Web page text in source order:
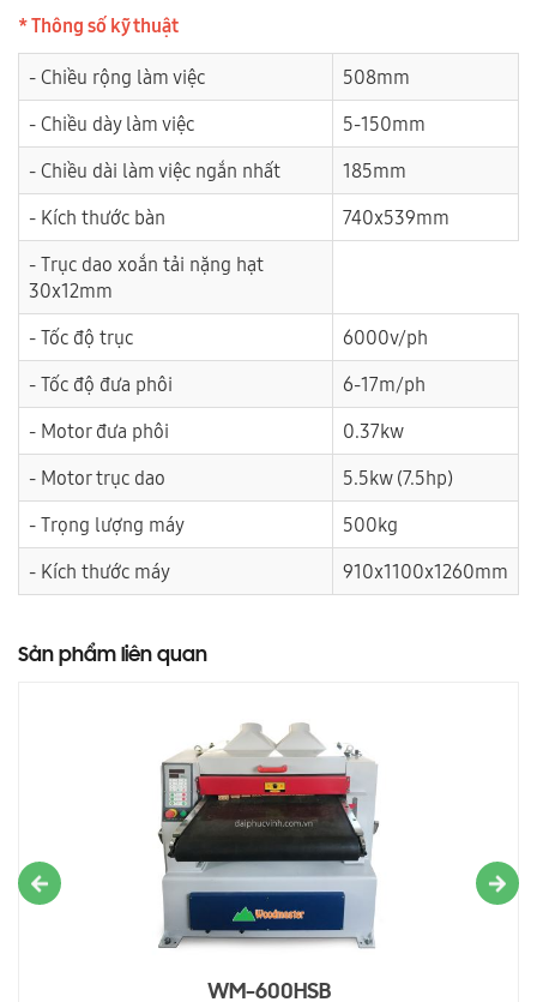
* Thông số kỹ thuật
- Chiều rộng làm việc
508mm
- Chiều dày làm việc
5-150mm
- Chiều dài làm việc ngắn nhất
185mm
- Kích thước bàn
740x539mm
- Trục dao xoắn tải nặng hạt
30x12mm
- Tốc độ trục
6000v/ph
- Tốc độ đưa phôi
6-17m/ph
- Motor đưa phôi
0.37kw
- Motor trục dao
5.5kw (7.5hp)
- Trọng lượng máy
500kg
- Kích thước máy
910x1100x1260mm
Sản phẩm liên quan
WM-600HSB